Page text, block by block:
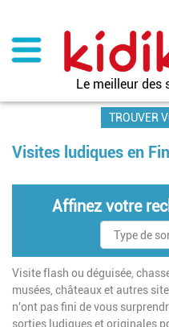
contenu
principal
Le meilleur des
TROUVER
Visites ludiques en
Affinez votre
Visite flash ou déguisée,
musées, châteaux et autres
n'ont pas fini de vous
sorties ludiques et originales